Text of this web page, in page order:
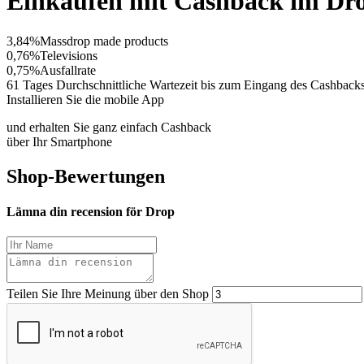
3,84%Massdrop made products
0,76%Televisions
0,75%Ausfallrate
61 Tages Durchschnittliche Wartezeit bis zum Eingang des
Installieren Sie die mobile App
und erhalten Sie ganz einfach Cashback
über Ihr Smartphone
Shop-Bewertungen
Lämna din recension för Drop
Teilen Sie Ihre Meinung über den Shop